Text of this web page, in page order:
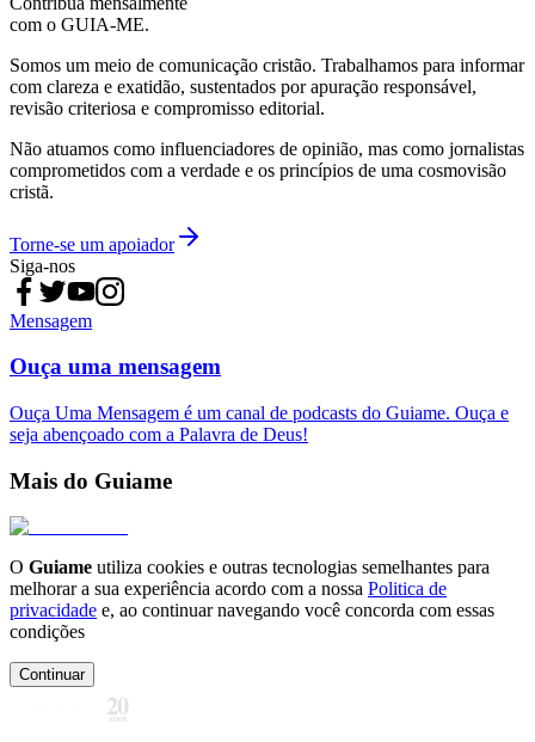
com o GUIA-ME.
Somos um meio de comunicação cristão. Trabalhamos para informar
com clareza e exatidão, sustentados por apuração responsável,
revisão criteriosa e compromisso editorial.
Não atuamos como influenciadores de opinião, mas como jornalistas
comprometidos com a verdade e os princípios de uma cosmovisão
cristã.
Torne-se um apoiador
Siga-nos
Mensagem
Ouça uma mensagem
Ouça Uma Mensagem é um canal de podcasts do Guiame. Ouça e
seja abençoado com a Palavra de Deus!
Mais do Guiame
O Guiame utiliza cookies e outras tecnologias semelhantes para
melhorar a sua experiência acordo com a nossa Politica de
privacidade e, ao continuar navegando você concorda com essas
condições
Continuar